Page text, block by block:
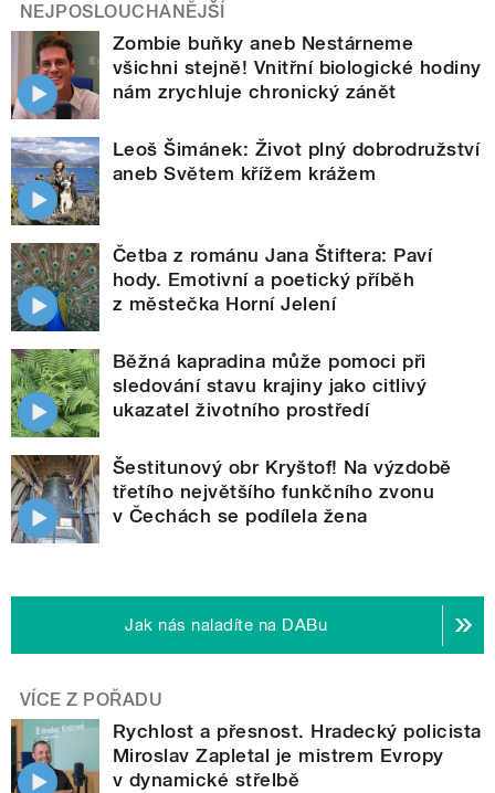
NEJPOSLOUCHANĚJŠÍ
Zombie buňky aneb Nestárneme
všichni stejně! Vnitřní biologické hodiny
nám zrychluje chronický zánět
Leoš Šimánek: Život plný dobrodružství
aneb Světem křížem krážem
Četba z románu Jana Štiftera: Paví
hody. Emotivní a poetický příběh
z městečka Horní Jelení
Běžná kapradina může pomoci při
sledování stavu krajiny jako citlivý
ukazatel životního prostředí
Šestitunový obr Kryštof! Na výzdobě
třetího největšího funkčního zvonu
v Čechách se podílela žena
Jak nás naladíte na DABu
VÍCE Z POŘADU
Rychlost a přesnost. Hradecký policista
Miroslav Zapletal je mistrem Evropy
v dynamické střelbě